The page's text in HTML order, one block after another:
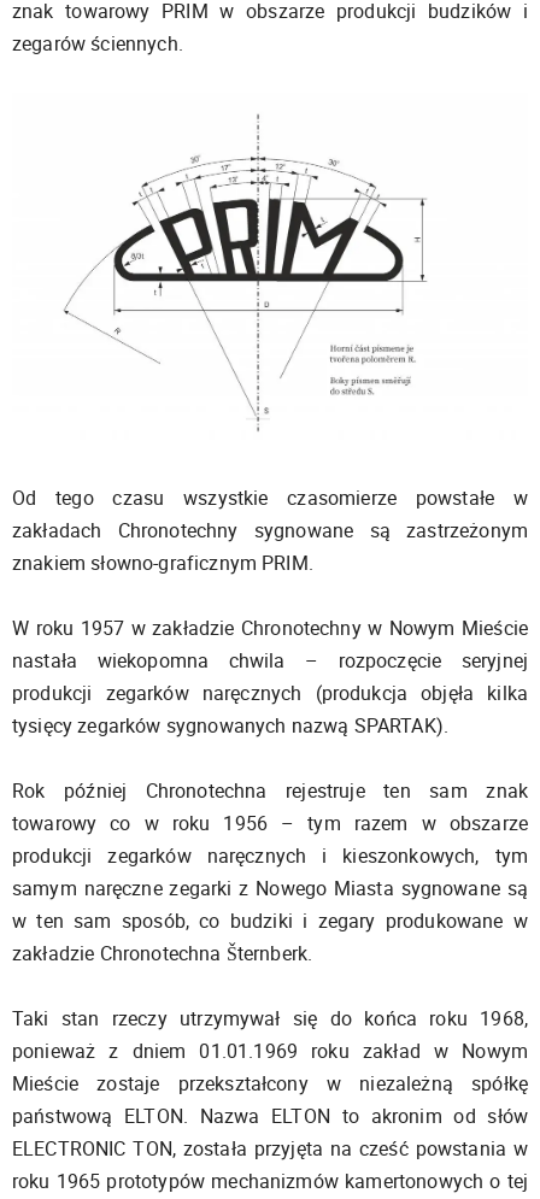
znak towarowy PRIM w obszarze produkcji budzików i
zegarów ściennych.
Od tego czasu wszystkie czasomierze powstałe w
zakładach Chronotechny sygnowane są zastrzeżonym
znakiem słowno-graficznym PRIM.
W roku 1957 w zakładzie Chronotechny w Nowym Mieście
nastała wiekopomna chwila – rozpoczęcie seryjnej
produkcji zegarków naręcznych (produkcja objęła kilka
tysięcy zegarków sygnowanych nazwą SPARTAK).
Rok później Chronotechna rejestruje ten sam znak
towarowy co w roku 1956 – tym razem w obszarze
produkcji zegarków naręcznych i kieszonkowych, tym
samym naręczne zegarki z Nowego Miasta sygnowane są
w ten sam sposób, co budziki i zegary produkowane w
zakładzie Chronotechna Šternberk.
Taki stan rzeczy utrzymywał się do końca roku 1968,
ponieważ z dniem 01.01.1969 roku zakład w Nowym
Mieście zostaje przekształcony w niezależną spółkę
państwową ELTON. Nazwa ELTON to akronim od słów
ELECTRONIC TON, została przyjęta na cześć powstania w
roku 1965 prototypów mechanizmów kamertonowych o tej